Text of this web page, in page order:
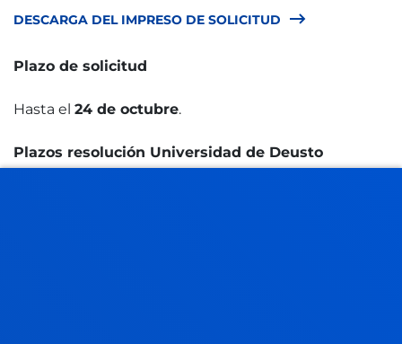
DESCARGA DEL IMPRESO DE SOLICITUD
Plazo de solicitud
Hasta el 24 de octubre.
Plazos resolución Universidad de Deusto